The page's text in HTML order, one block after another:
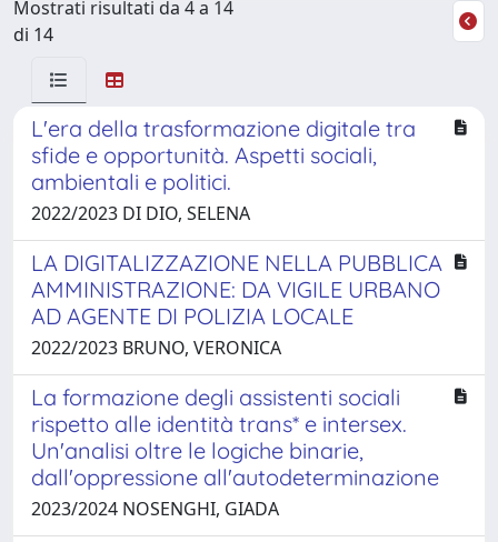
Mostrati risultati da 4 a 14
di 14
L'era della trasformazione digitale tra
sfide e opportunità. Aspetti sociali,
ambientali e politici.
2022/2023 DI DIO, SELENA
LA DIGITALIZZAZIONE NELLA PUBBLICA
AMMINISTRAZIONE: DA VIGILE URBANO
AD AGENTE DI POLIZIA LOCALE
2022/2023 BRUNO, VERONICA
La formazione degli assistenti sociali
rispetto alle identità trans* e intersex.
Un'analisi oltre le logiche binarie,
dall'oppressione all'autodeterminazione
2023/2024 NOSENGHI, GIADA